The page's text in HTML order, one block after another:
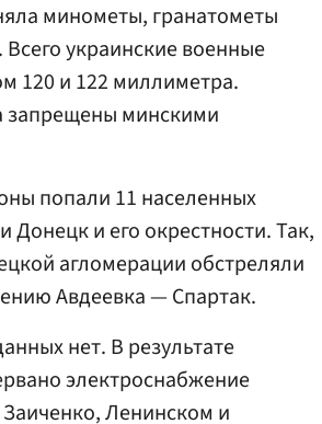
минометы, гранатометы
украинские военные
120 и 122 миллиметра.
запрещены минскими
попали 11 населенных
Донецк и его окрестности. Так,
агломерации обстреляли
Авдеевка — Спартак.
нет. В результате
электроснабжение
Ленинском и